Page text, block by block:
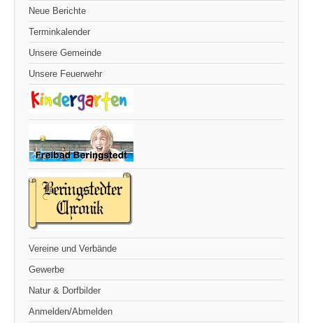
Neue Berichte
Terminkalender
Unsere Gemeinde
Unsere Feuerwehr
Vereine und Verbände
Gewerbe
Natur & Dorfbilder
Anmelden/Abmelden